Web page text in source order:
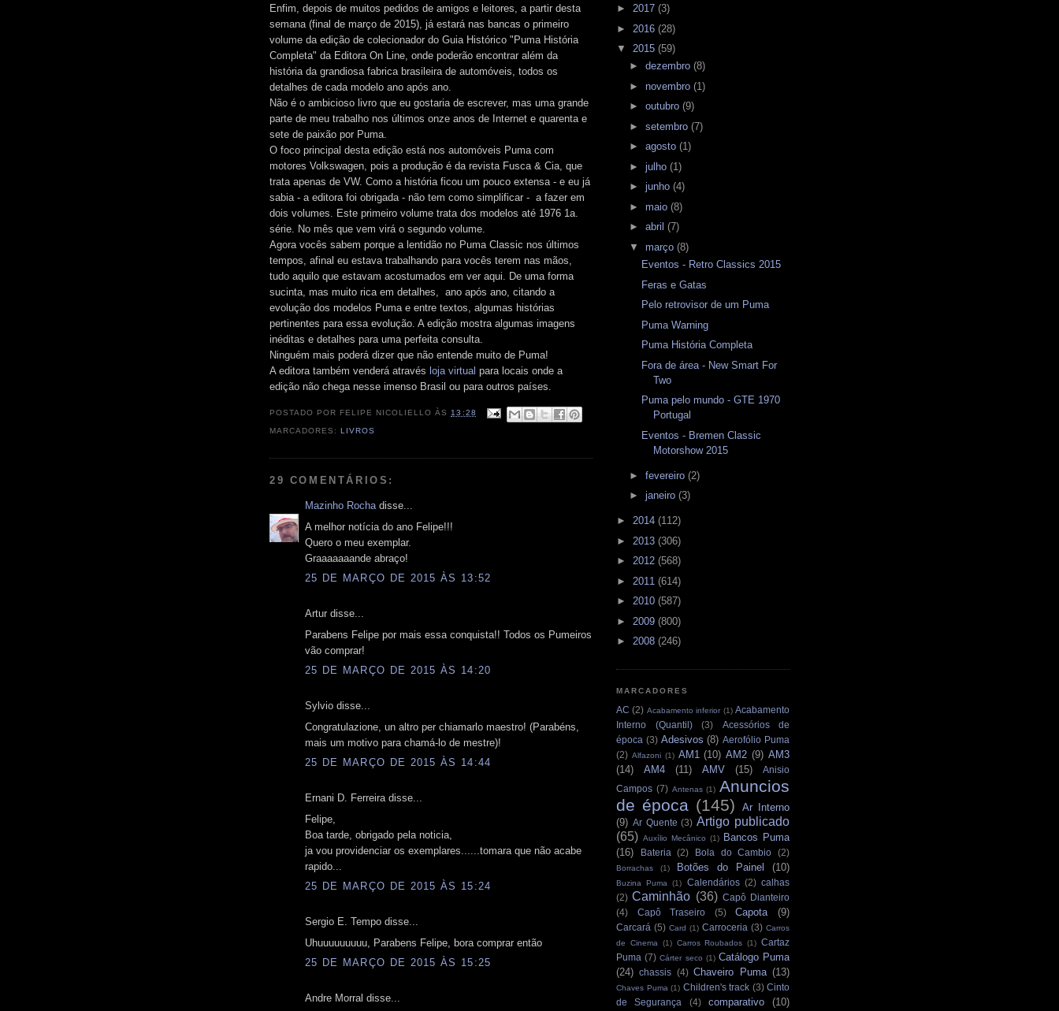
Enfim, depois de muitos pedidos de amigos e leitores, a partir desta
semana (final de março de 2015), já estará nas bancas o primeiro
volume da edição de colecionador do Guia Histórico "Puma História
Completa" da Editora On Line, onde poderão encontrar além da
história da grandiosa fabrica brasileira de automóveis, todos os
detalhes de cada modelo ano após ano.
Não é o ambicioso livro que eu gostaria de escrever, mas uma grande
parte de meu trabalho nos últimos onze anos de Internet e quarenta e
sete de paixão por Puma.
O foco principal desta edição está nos automóveis Puma com
motores Volkswagen, pois a produção é da revista Fusca & Cia, que
trata apenas de VW. Como a história ficou um pouco extensa - e eu já
sabia - a editora foi obrigada - não tem como simplificar - a fazer em
dois volumes. Este primeiro volume trata dos modelos até 1976 1a.
série. No mês que vem virá o segundo volume.
Agora vocês sabem porque a lentidão no Puma Classic nos últimos
tempos, afinal eu estava trabalhando para vocês terem nas mãos,
tudo aquilo que estavam acostumados em ver aqui. De uma forma
sucinta, mas muito rica em detalhes, ano após ano, citando a
evolução dos modelos Puma e entre textos, algumas histórias
pertinentes para essa evolução. A edição mostra algumas imagens
inéditas e detalhes para uma perfeita consulta.
Ninguém mais poderá dizer que não entende muito de Puma!
A editora também venderá através loja virtual para locais onde a
edição não chega nesse imenso Brasil ou para outros países.
POSTADO POR FELIPE NICOLIELLO ÀS13:28
MARCADORES:LIVROS
29 COMENTÁRIOS:
Mazinho Rochadisse...
A melhor notícia do ano Felipe!!!
Quero o meu exemplar.
Graaaaaaande abraço!
25 DE MARÇO DE 2015 ÀS 13:52
Artur disse...
Parabens Felipe por mais essa conquista!! Todos os Pumeiros
vão comprar!
25 DE MARÇO DE 2015 ÀS 14:20
Sylvio disse...
Congratulazione, un altro per chiamarlo maestro! (Parabéns,
mais um motivo para chamá-lo de mestre)!
25 DE MARÇO DE 2015 ÀS 14:44
Ernani D. Ferreira disse...
Felipe,
Boa tarde, obrigado pela noticia,
ja vou providenciar os exemplares......tomara que não acabe
rapido...
25 DE MARÇO DE 2015 ÀS 15:24
Sergio E. Tempo disse...
Uhuuuuuuuuu, Parabens Felipe, bora comprar então
25 DE MARÇO DE 2015 ÀS 15:25
Andre Morral disse...
► 2017 (3)
► 2016 (28)
▼ 2015 (59)
► dezembro (8)
► novembro (1)
► outubro (9)
► setembro (7)
► agosto (1)
► julho (1)
► junho (4)
► maio (8)
► abril (7)
▼ março (8)
Eventos - Retro Classics 2015
Feras e Gatas
Pelo retrovisor de um Puma
Puma Warning
Puma História Completa
Fora de área - New Smart For
Two
Puma pelo mundo - GTE 1970
Portugal
Eventos - Bremen Classic
Motorshow 2015
► fevereiro (2)
► janeiro (3)
► 2014 (112)
► 2013 (306)
► 2012 (568)
► 2011 (614)
► 2010 (587)
► 2009 (800)
► 2008 (246)
MARCADORES
AC (2) Acabamento inferior (1) Acabamento
Interno (Quantil)
(3)
Acessórios de
época (3) Adesivos (8) Aerofólio Puma
(2) Alfazoni (1) AM1 (10) AM2 (9) AM3
(14)
AM4 (11) AMV (15)
Anisio
Campos (7) Antenas (1) Anuncios
de época (145)
Ar Interno
(9) Ar Quente (3) Artigo publicado
(65) Auxílio Mecânico (1)
Bancos Puma
(16)
Bateria (2) Bola do Cambio (2)
Borrachas (1) Botões do Painel (10)
Buzina Puma (1) Calendários (2) calhas
(2) Caminhão (36) Capô Dianteiro
(4)
Capô Traseiro (5) Capota (9)
Carcará (5) Card (1) Carroceria (3) Carros
de Cinema (1) Carros Roubados (1) Cartaz
Puma (7) Cárter seco (1) Catálogo Puma
(24) chassis (4) Chaveiro Puma (13)
Chaves Puma (1) Children's track (3) Cinto
de Segurança
(4) comparativo (10)